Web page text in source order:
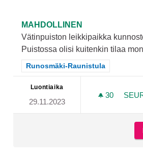
MAHDOLLINEN
Vätinpuiston leikkipaikka
Puistossa olisi kuitenkin tilaa
Rajaa tulokset teeman mukaan:
Runosmäki-Raunistula
Luontiaika
29.11.2023
30 30